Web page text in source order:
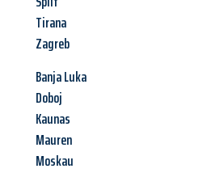
Tirana
Zagreb
Banja Luka
Doboj
Kaunas
Mauren
Moskau